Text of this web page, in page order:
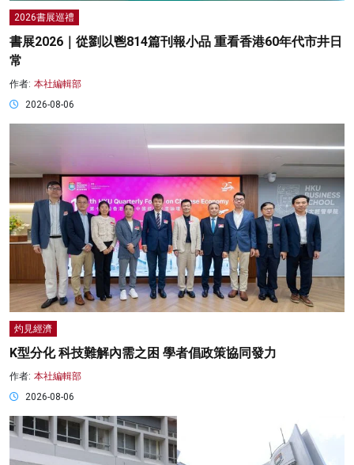
2026書展巡禮
書展2026｜從劉以鬯814篇刊報小品 重看香港60年代市井日
常
作者: 本社編輯部
2026-08-06
灼見經濟
K型分化 科技難解內需之困 學者倡政策協同發力
作者: 本社編輯部
2026-08-06